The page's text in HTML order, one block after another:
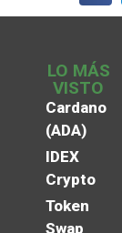
LO MÁS
VISTO
Cardano
(ADA)
IDEX
Crypto
Token
Swap